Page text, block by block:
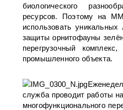
биологического
ресурсов. Поэтому на
использовать
защиты орнитофауны
перегрузочный
промышленного объекта.
служба проводит работы
многофункционального